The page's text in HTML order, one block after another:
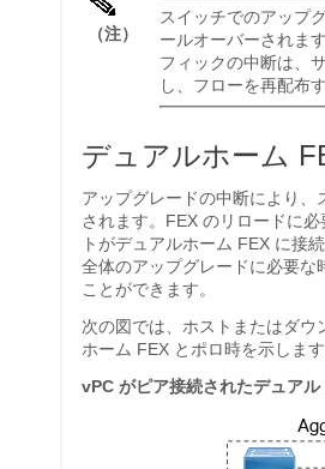
（注）
スイッチでのアップ
ールオーバーされま
フィックの中断は、
し、フローを再配布
デュアルホーム
アップグレードの中断により
されます。FEX のリロードに
トがデュアルホーム FEX に接
全体のアップグレードに必要
ことができます。
次の図では、ホストまたはダ
ホーム FEX とポロ時を示します
vPC がピア接続されたデュア